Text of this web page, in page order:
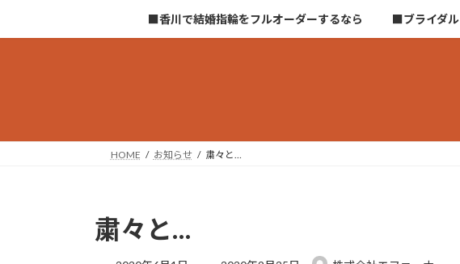
キ
に
■香川で結婚指輪をフルオーダーするなら ■ブライダル
HOME お知らせ 粛々と…
粛々と…
最